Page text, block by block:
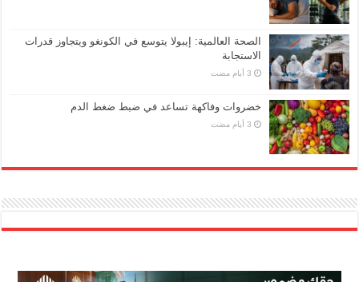
الصحة العالمية: إيبولا يتوسع في الكونغو ويتجاوز قدرات
الاستجابة
خضروات وفاكهة تساعد في ضبط ضغط الدم